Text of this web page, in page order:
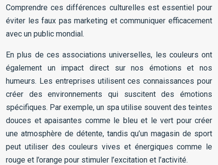
Comprendre ces différences culturelles est essentiel pour
éviter les faux pas marketing et communiquer efficacement
avec un public mondial.
En plus de ces associations universelles, les couleurs ont
également un impact direct sur nos émotions et nos
humeurs. Les entreprises utilisent ces connaissances pour
créer des environnements qui suscitent des émotions
spécifiques. Par exemple, un spa utilise souvent des teintes
douces et apaisantes comme le bleu et le vert pour créer
une atmosphère de détente, tandis qu’un magasin de sport
peut utiliser des couleurs vives et énergiques comme le
rouge et l’orange pour stimuler l’excitation et l’activité.